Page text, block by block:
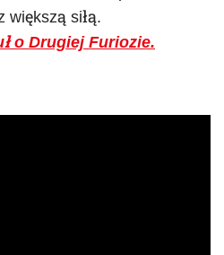
większą siłą.
o Drugiej Furiozie.